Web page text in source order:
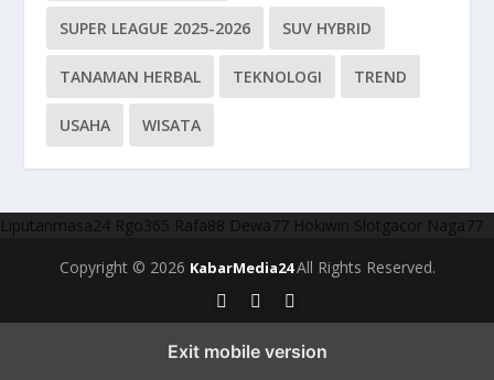
SUPER LEAGUE 2025-2026 SUV HYBRID
TANAMAN HERBAL TEKNOLOGI TREND
USAHA WISATA
Liputanmasa24 Rgo365 Rafa88 Dewa77 Hokiwin Slotgacor Naga77
Copyright © 2026 KabarMedia24All Rights Reserved.
Exit mobile version